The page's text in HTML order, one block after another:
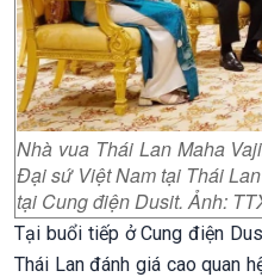
Nhà vua Thái Lan Maha
Đại sứ Việt Nam tại Thái
tại Cung điện Dusit. Ảnh:
Tại buổi tiếp ở Cung điện
Thái Lan đánh giá cao quan